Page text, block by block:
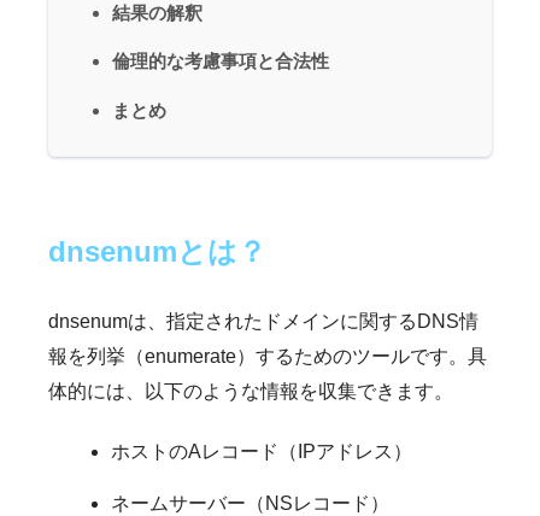
結果の解釈
倫理的な考慮事項と合法性
まとめ
dnsenumとは？
dnsenumは、指定されたドメインに関するDNS情
報を列挙（enumerate）するためのツールです。具
体的には、以下のような情報を収集できます。
ホストのAレコード（IPアドレス）
ネームサーバー（NSレコード）